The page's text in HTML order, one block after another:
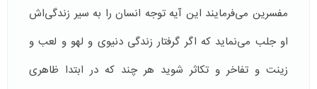
مفسرین می‌فرمایند این آیه توجه انسان را به سیر زندگی‌اش
او جلب می‌نماید که اگر گرفتار زندگی دنیوی و لهو و لعب و
زینت و تفاخر و تکاثر شوید هر چند که در ابتدا ظاهری